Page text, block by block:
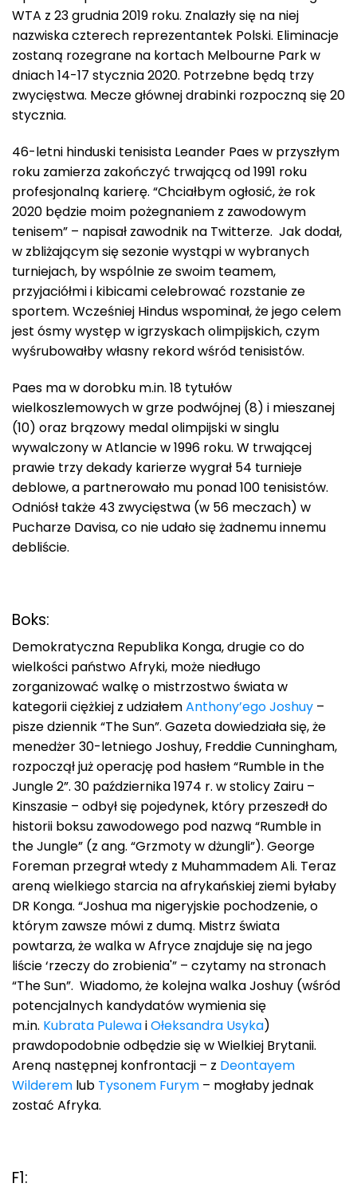
WTA z 23 grudnia 2019 roku. Znalazły się na niej
nazwiska czterech reprezentantek Polski. Eliminacje
zostaną rozegrane na kortach Melbourne Park w
dniach 14-17 stycznia 2020. Potrzebne będą trzy
zwycięstwa. Mecze głównej drabinki rozpoczną się 20
stycznia.
46-letni hinduski tenisista Leander Paes w przyszłym
roku zamierza zakończyć trwającą od 1991 roku
profesjonalną karierę. “Chciałbym ogłosić, że rok
2020 będzie moim pożegnaniem z zawodowym
tenisem” – napisał zawodnik na Twitterze. Jak dodał,
w zbliżającym się sezonie wystąpi w wybranych
turniejach, by wspólnie ze swoim teamem,
przyjaciółmi i kibicami celebrować rozstanie ze
sportem. Wcześniej Hindus wspominał, że jego celem
jest ósmy występ w igrzyskach olimpijskich, czym
wyśrubowałby własny rekord wśród tenisistów.
Paes ma w dorobku m.in. 18 tytułów
wielkoszlemowych w grze podwójnej (8) i mieszanej
(10) oraz brązowy medal olimpijski w singlu
wywalczony w Atlancie w 1996 roku. W trwającej
prawie trzy dekady karierze wygrał 54 turnieje
deblowe, a partnerowało mu ponad 100 tenisistów.
Odniósł także 43 zwycięstwa (w 56 meczach) w
Pucharze Davisa, co nie udało się żadnemu innemu
debliście.
Boks:
Demokratyczna Republika Konga, drugie co do
wielkości państwo Afryki, może niedługo
zorganizować walkę o mistrzostwo świata w
kategorii ciężkiej z udziałemAnthony’ego Joshuy –
pisze dziennik “The Sun”. Gazeta dowiedziała się, że
menedżer 30-letniego Joshuy, Freddie Cunningham,
rozpoczął już operację pod hasłem “Rumble in the
Jungle 2”. 30 października 1974 r. w stolicy Zairu –
Kinszasie – odbył się pojedynek, który przeszedł do
historii boksu zawodowego pod nazwą “Rumble in
the Jungle” (z ang. “Grzmoty w dżungli”). George
Foreman przegrał wtedy z Muhammadem Ali. Teraz
areną wielkiego starcia na afrykańskiej ziemi byłaby
DR Konga. “Joshua ma nigeryjskie pochodzenie, o
którym zawsze mówi z dumą. Mistrz świata
powtarza, że walka w Afryce znajduje się na jego
liście ‘rzeczy do zrobienia'” – czytamy na stronach
“The Sun”. Wiadomo, że kolejna walka Joshuy (wśród
potencjalnych kandydatów wymienia się
m.in. Kubrata PulewaiOłeksandra Usyka)
prawdopodobnie odbędzie się w Wielkiej Brytanii.
Areną następnej konfrontacji – z Deontayem
Wilderem lub Tysonem Furym – mogłaby jednak
zostać Afryka.
F1: